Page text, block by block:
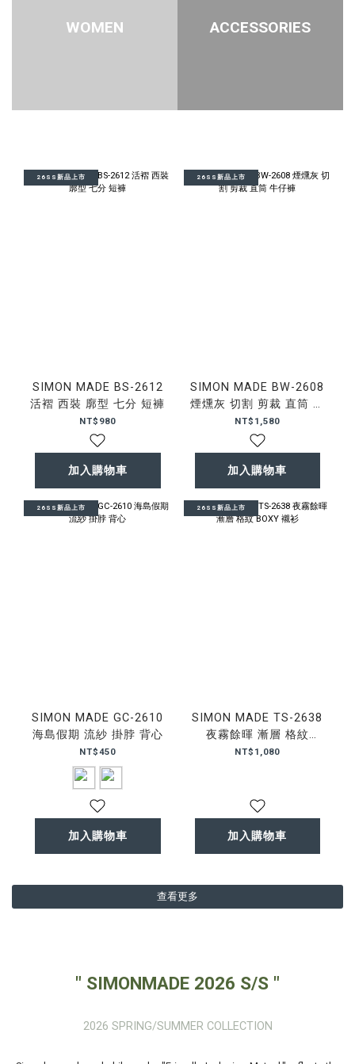
WOMEN ACCESSORIES
26SS新品上市
SIMON MADE BS-2612
活褶 西裝 廓型 七分 短褲
NT$980
加入購物車
26SS新品上市
SIMON MADE BW-2608
煙燻灰 切割 剪裁 直筒 牛
仔褲
NT$1,580
加入購物車
26SS新品上市
SIMON MADE GC-2610
海島假期 流紗 掛脖 背心
NT$450
加入購物車
26SS新品上市
SIMON MADE TS-2638
夜霧餘暉 漸層 格紋
BOXY 襯衫
NT$1,080
加入購物車
查看更多
" SIMONMADE 2026 S/S "
2026 SPRING/SUMMER COLLECTION